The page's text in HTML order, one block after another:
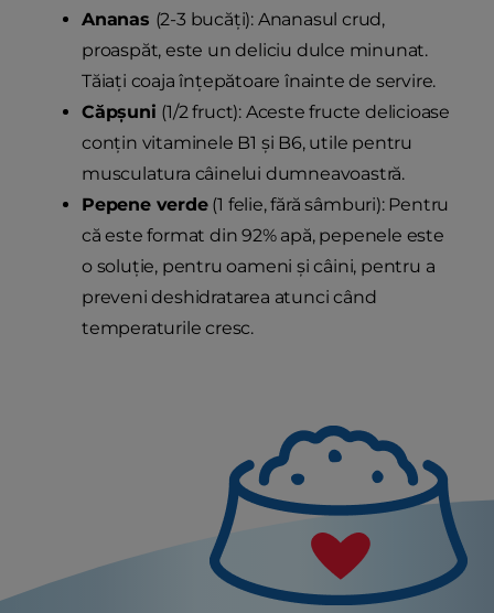
Ananas (2-3 bucăți): Ananasul crud,
proaspăt, este un deliciu dulce minunat.
Tăiați coaja înțepătoare înainte de servire.
Căpșuni (1/2 fruct): Aceste fructe delicioase
conțin vitaminele B1 și B6, utile pentru
musculatura câinelui dumneavoastră.
Pepene verde(1 felie, fără sâmburi): Pentru
că este format din 92% apă, pepenele este
o soluție, pentru oameni și câini, pentru a
preveni deshidratarea atunci când
temperaturile cresc.